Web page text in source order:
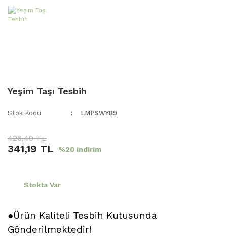
Yeşim Taşı Tesbih
Stok Kodu LMPSWY89
426,49 TL
341,19 TL %20 indirim
Stokta Var
●Ürün Kaliteli Tesbih Kutusunda
Gönderilmektedir!